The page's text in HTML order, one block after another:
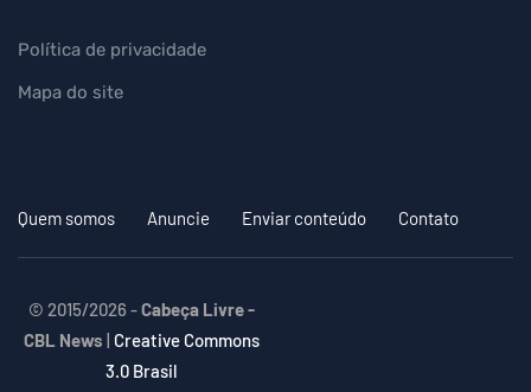
Política de privacidade
Mapa do site
Quem somos Anuncie Enviar conteúdo Contato
© 2015/2026 -Cabeça Livre -
CBL News | Creative Commons
3.0 Brasil